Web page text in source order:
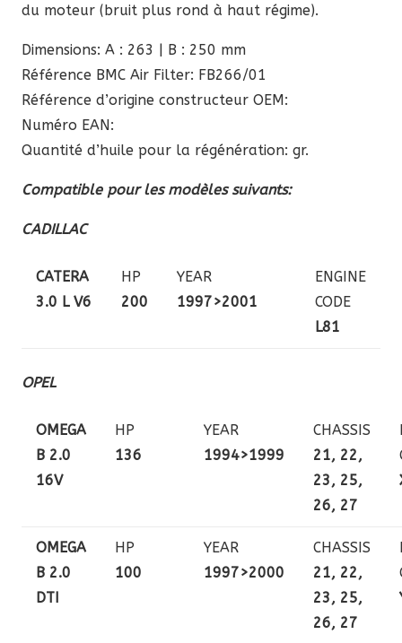
du moteur (bruit plus rond à haut régime).
Dimensions: A : 263 | B : 250 mm
Référence BMC Air Filter: FB266/01
Référence d’origine constructeur OEM:
Numéro EAN:
Quantité d’huile pour la régénération: gr.
Compatible pour les modèles suivants:
CADILLAC
CATERA
3.0 L V6
HP
200
YEAR
1997>2001
ENGINE
CODE
L81
OPEL
OMEGA
B 2.0
16V
HP
136
YEAR
1994>1999
CHASSIS
21, 22,
23, 25,
26, 27
OMEGA
B 2.0
DTI
HP
100
YEAR
1997>2000
CHASSIS
21, 22,
23, 25,
26, 27